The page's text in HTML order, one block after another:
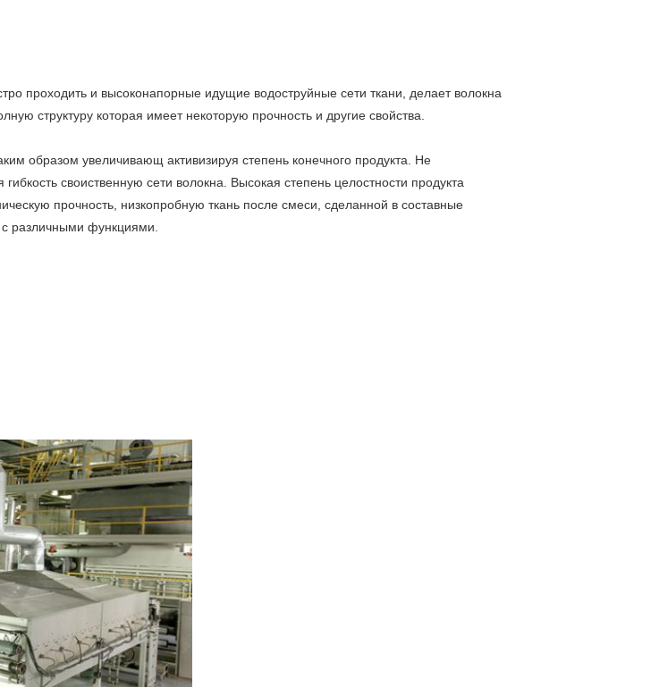
проходить и высоконапорные идущие водоструйные сети ткани, делает волокна
структуру которая имеет некоторую прочность и другие свойства.
образом увеличивающ активизируя степень конечного продукта. Не
своиственную сети волокна. Высокая степень целостности продукта
прочность, низкопробную ткань после смеси, сделанной в составные
различными функциями.